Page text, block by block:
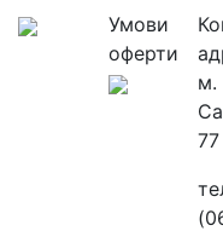
Умови
оферти
м.
77